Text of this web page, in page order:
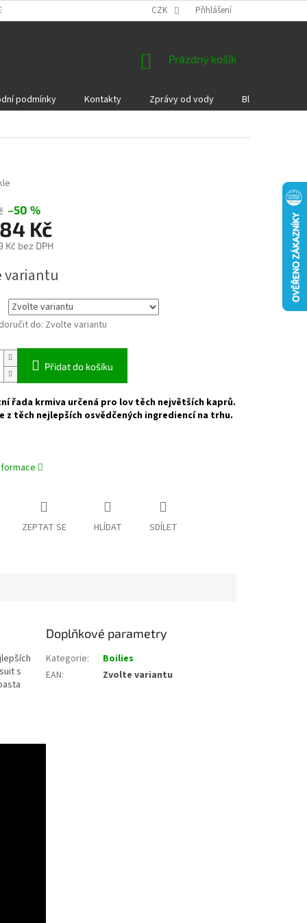
A VRÁCENÍ ZBOŽÍ DÁRKOVÉ POUKAZY
CZK Přihlášení
NÁKUPNÍ
Prázdný košík
podmínky Kontakty Zprávy od vody Blog
–50 %
Kč
Kčbez DPH
variantu
do: Zvolte variantu
Přidat do košíku
řada krmiva určená pro lov těch největších kaprů.
z těch nejlepších osvědčených ingrediencí na trhu.
ZEPTAT SE HLÍDAT SDÍLET
s
Doplňkové parametry
Kategorie:
Boilies
EAN: Zvolte variantu